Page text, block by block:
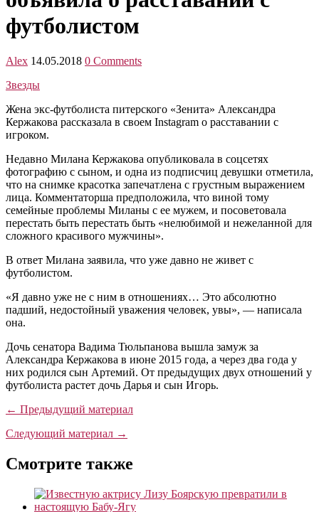
футболистом
Alex 14.05.2018 0 Comments
Звезды
Жена экс-футболиста питерского «Зенита» Александра
Кержакова рассказала в своем Instagram о расставании с
игроком.
Недавно Милана Кержакова опубликовала в соцсетях
фотографию с сыном, и одна из подписчиц девушки отметила,
что на снимке красотка запечатлена с грустным выражением
лица. Комментаторша предположила, что виной тому
семейные проблемы Миланы с ее мужем, и посоветовала
перестать быть перестать быть «нелюбимой и нежеланной для
сложного красивого мужчины».
В ответ Милана заявила, что уже давно не живет с
футболистом.
«Я давно уже не с ним в отношениях… Это абсолютно
падший, недостойный уважения человек, увы», — написала
она.
Дочь сенатора Вадима Тюльпанова вышла замуж за
Александра Кержакова в июне 2015 года, а через два года у
них родился сын Артемий. От предыдущих двух отношений у
футболиста растет дочь Дарья и сын Игорь.
← Предыдущий материал
Следующий материал →
Смотрите также